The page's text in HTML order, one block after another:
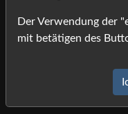
*)
Anfrage
Der Verwendung der
mit betätigen des